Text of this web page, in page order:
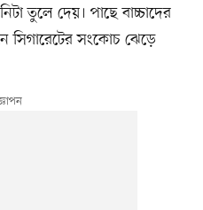
তুলে দেয়। পাছে বাচ্চাদের
সিগারেটের সংকোচ ঝেড়ে